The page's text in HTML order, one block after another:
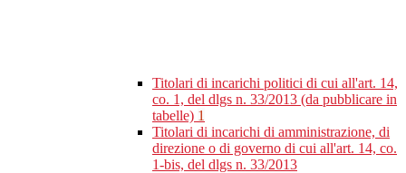
Titolari di incarichi politici di cui all'art. 14,
co. 1, del dlgs n. 33/2013 (da pubblicare in
tabelle) 1
Titolari di incarichi di amministrazione, di
direzione o di governo di cui all'art. 14, co.
1-bis, del dlgs n. 33/2013